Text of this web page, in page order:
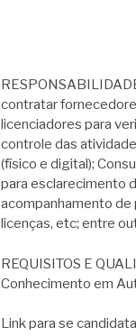
contratar
licenciadores para
controle das
(físico e digital);
para esclarecimento
acompanhamento
licenças, etc; entre
REQUISITOS E
Conhecimento em
Link para se